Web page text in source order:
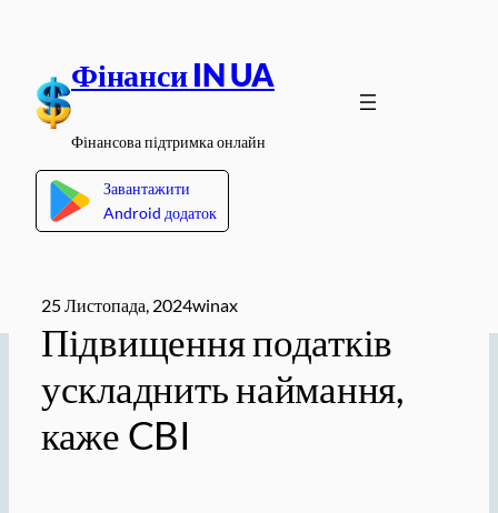
вмісту
Фінанси IN UA
Фінансова підтримка онлайн
Завантажити
Android додаток
25 Листопада, 2024winax
Підвищення податків
ускладнить наймання,
каже CBI